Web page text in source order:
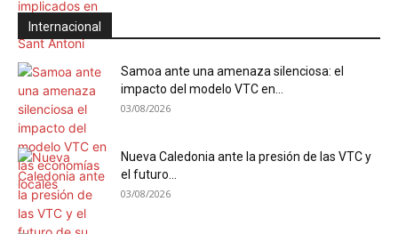
Internacional
Samoa ante una amenaza silenciosa: el
impacto del modelo VTC en...
03/08/2026
Nueva Caledonia ante la presión de las VTC y
el futuro...
03/08/2026